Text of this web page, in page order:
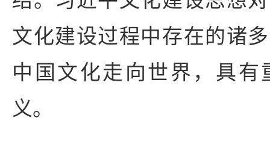
文化建设过程中存在的诸
中国文化走向世界，具有
义。